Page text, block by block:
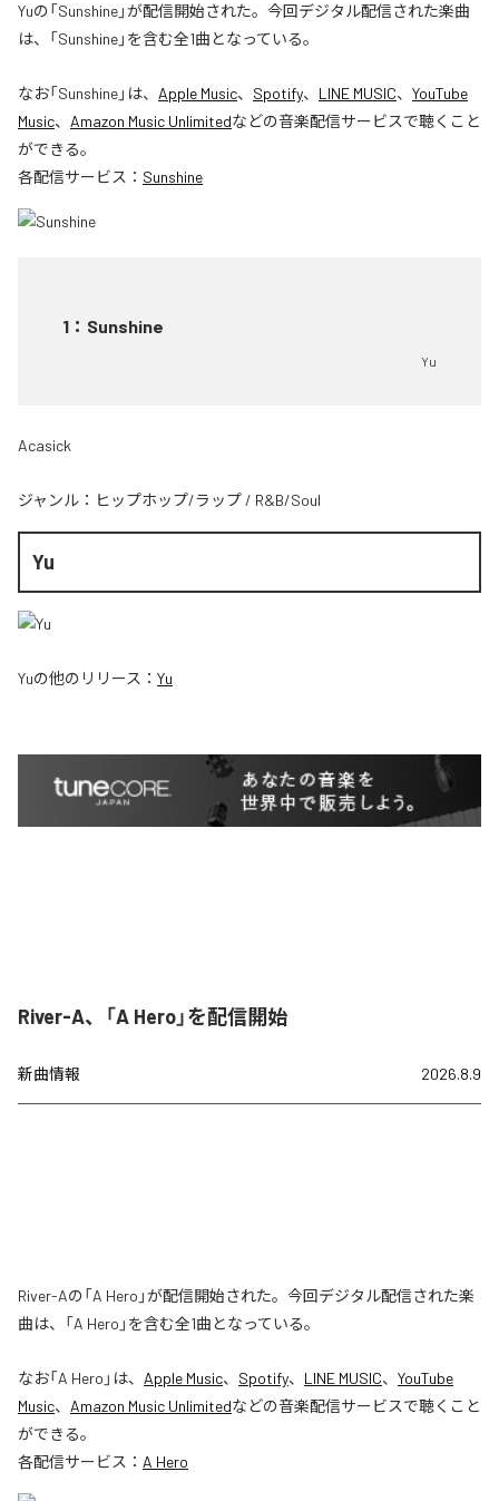
Yuの「Sunshine」が配信開始された。今回デジタル配信された楽曲
は、「Sunshine」を含む全1曲となっている。
なお「Sunshine」は、 Apple Music、 Spotify、 LINE MUSIC、 YouTube
Music、 Amazon Music Unlimitedなどの音楽配信サービスで聴くこと
ができる。
各配信サービス： Sunshine
1 ： Sunshine
Yu
Acasick
ジャンル： ヒップホップ/ラップ / R&B/Soul
Yu
Yuの他のリリース： Yu
River-A、「A Hero」を配信開始
新曲情報 2026.8.9
River-Aの「A Hero」が配信開始された。今回デジタル配信された楽
曲は、「A Hero」を含む全1曲となっている。
なお「A Hero 」は、 Apple Music、 Spotify、 LINE MUSIC、 YouTube
Music、 Amazon Music Unlimitedなどの音楽配信サービスで聴くこと
ができる。
各配信サービス： A Hero